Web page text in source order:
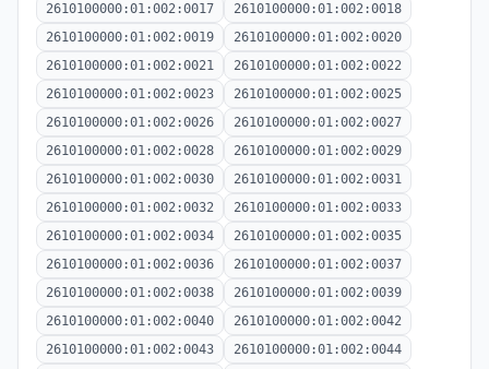
2610100000:01:002:0017
2610100000:01:002:0018
2610100000:01:002:0019
2610100000:01:002:0020
2610100000:01:002:0021
2610100000:01:002:0022
2610100000:01:002:0023
2610100000:01:002:0025
2610100000:01:002:0026
2610100000:01:002:0027
2610100000:01:002:0028
2610100000:01:002:0029
2610100000:01:002:0030
2610100000:01:002:0031
2610100000:01:002:0032
2610100000:01:002:0033
2610100000:01:002:0034
2610100000:01:002:0035
2610100000:01:002:0036
2610100000:01:002:0037
2610100000:01:002:0038
2610100000:01:002:0039
2610100000:01:002:0040
2610100000:01:002:0042
2610100000:01:002:0043
2610100000:01:002:0044